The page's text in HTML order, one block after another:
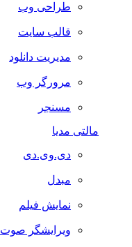
طراحی وب
قالب سایت
مدیریت دانلود
مرورگر وب
مسنجر
مالتی مدیا
دی.وی.دی
مبدل
نمایش فیلم
ویرایشگر صوت